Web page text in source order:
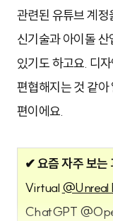
관련된 유튜브 계정
신기술과 아이돌
있기도 하고요. 디
편협해지는 것 같
편이에요.
✔ 요즘 자주 보는
Virtual @Unreal
ChatGPT